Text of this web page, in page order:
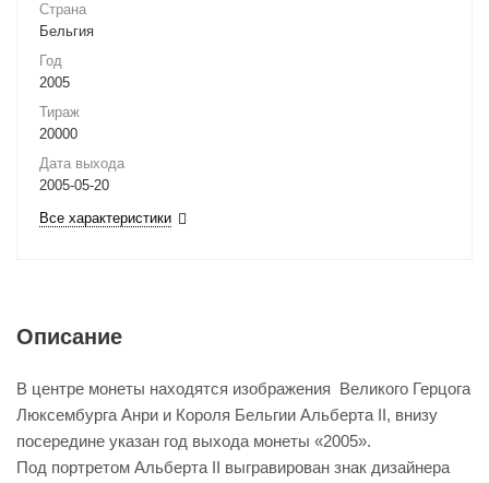
Страна
Бельгия
Год
2005
Тираж
20000
Дата выхода
2005-05-20
Все характеристики
Описание
В центре монеты находятся изображения Великого Герцога
Люксембурга Анри и Короля Бельгии Альберта II, внизу
посередине указан год выхода монеты «2005».
Под портретом Альберта II выгравирован знак дизайнера